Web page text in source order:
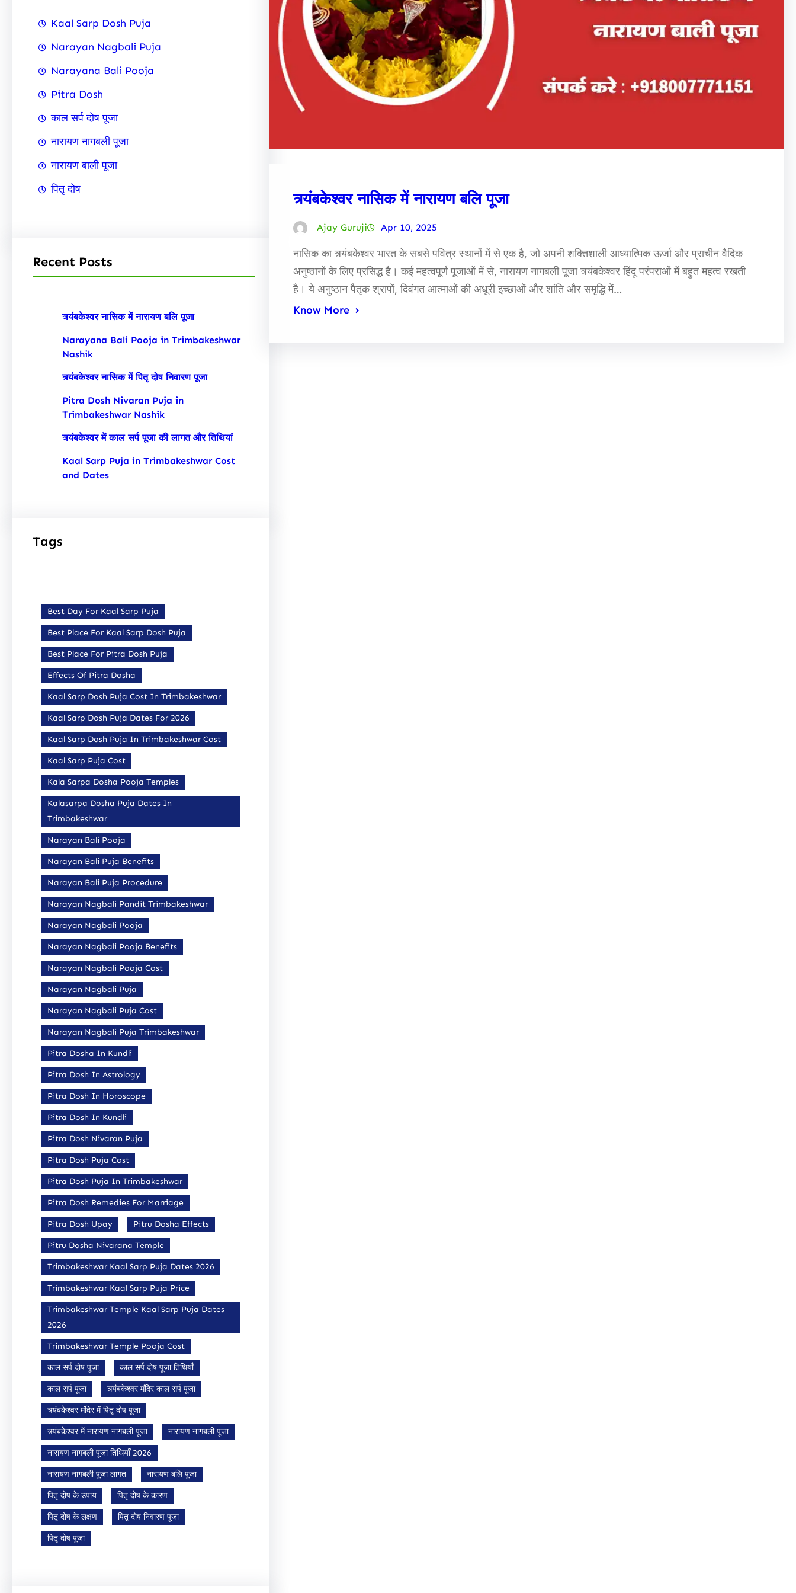
Kaal Sarp Dosh Puja
Narayan Nagbali Puja
Narayana Bali Pooja
Pitra Dosh
काल सर्प दोष पूजा
नारायण नागबली पूजा
नारायण बाली पूजा
पितृ दोष
Recent Posts
त्र्यंबकेश्वर नासिक में नारायण बलि पूजा
Narayana Bali Pooja in Trimbakeshwar
Nashik
त्र्यंबकेश्वर नासिक में पितृ दोष निवारण पूजा
Pitra Dosh Nivaran Puja in
Trimbakeshwar Nashik
त्र्यंबकेश्वर में काल सर्प पूजा की लागत और तिथियां
Kaal Sarp Puja in Trimbakeshwar Cost
and Dates
Tags
Best Day For Kaal Sarp Puja
Best Place For Kaal Sarp Dosh Puja
Best Place For Pitra Dosh Puja
Effects Of Pitra Dosha
Kaal Sarp Dosh Puja Cost In Trimbakeshwar
Kaal Sarp Dosh Puja Dates For 2026
Kaal Sarp Dosh Puja In Trimbakeshwar Cost
Kaal Sarp Puja Cost
Kala Sarpa Dosha Pooja Temples
Kalasarpa Dosha Puja Dates In
Trimbakeshwar
Narayan Bali Pooja
Narayan Bali Puja Benefits
Narayan Bali Puja Procedure
Narayan Nagbali Pandit Trimbakeshwar
Narayan Nagbali Pooja
Narayan Nagbali Pooja Benefits
Narayan Nagbali Pooja Cost
Narayan Nagbali Puja
Narayan Nagbali Puja Cost
Narayan Nagbali Puja Trimbakeshwar
Pitra Dosha In Kundli
Pitra Dosh In Astrology
Pitra Dosh In Horoscope
Pitra Dosh In Kundli
Pitra Dosh Nivaran Puja
Pitra Dosh Puja Cost
Pitra Dosh Puja In Trimbakeshwar
Pitra Dosh Remedies For Marriage
Pitra Dosh Upay Pitru Dosha Effects
Pitru Dosha Nivarana Temple
Trimbakeshwar Kaal Sarp Puja Dates 2026
Trimbakeshwar Kaal Sarp Puja Price
Trimbakeshwar Temple Kaal Sarp Puja Dates
2026
Trimbakeshwar Temple Pooja Cost
काल सर्प दोष पूजा काल सर्प दोष पूजा तिथियाँ
काल सर्प पूजा त्र्यंबकेश्वर मंदिर काल सर्प पूजा
त्र्यंबकेश्वर मंदिर में पितृ दोष पूजा
त्र्यंबकेश्वर में नारायण नागबली पूजा नारायण नागबली पूजा
नारायण नागबली पूजा तिथियाँ 2026
नारायण नागबली पूजा लागत नारायण बलि पूजा
पितृ दोष के उपाय पितृ दोष के कारण
पितृ दोष के लक्षण पितृ दोष निवारण पूजा
पितृ दोष पूजा
त्र्यंबकेश्वर नासिक में नारायण बलि पूजा
Ajay Guruji Apr 10, 2025
नासिक का त्र्यंबकेश्वर भारत के सबसे पवित्र स्थानों में से एक है, जो अपनी शक्तिशाली आध्यात्मिक ऊर्जा और प्राचीन वैदिक
अनुष्ठानों के लिए प्रसिद्ध है। कई महत्वपूर्ण पूजाओं में से, नारायण नागबली पूजा त्र्यंबकेश्वर हिंदू परंपराओं में बहुत महत्व रखती
है। ये अनुष्ठान पैतृक श्रापों, दिवंगत आत्माओं की अधूरी इच्छाओं और शांति और समृद्धि में…
Know More